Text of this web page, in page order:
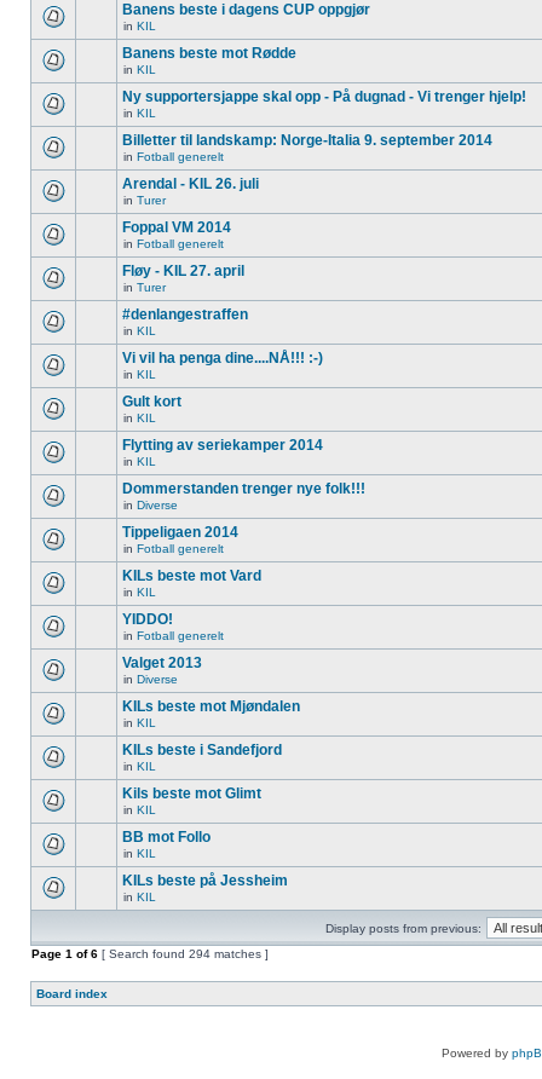
Banens beste i dagens CUP oppgjør
in KIL
Banens beste mot Rødde
in KIL
Ny supportersjappe skal opp - På dugnad - Vi trenger hjelp!
in KIL
Billetter til landskamp: Norge-Italia 9. september 2014
in Fotball generelt
Arendal - KIL 26. juli
in Turer
Foppal VM 2014
in Fotball generelt
Fløy - KIL 27. april
in Turer
#denlangestraffen
in KIL
Vi vil ha penga dine....NÅ!!! :-)
in KIL
Gult kort
in KIL
Flytting av seriekamper 2014
in KIL
Dommerstanden trenger nye folk!!!
in Diverse
Tippeligaen 2014
in Fotball generelt
KILs beste mot Vard
in KIL
YIDDO!
in Fotball generelt
Valget 2013
in Diverse
KILs beste mot Mjøndalen
in KIL
KILs beste i Sandefjord
in KIL
Kils beste mot Glimt
in KIL
BB mot Follo
in KIL
KILs beste på Jessheim
in KIL
Display posts from previous:
Page 1 of6 [ Search found 294 matches ]
Board index
Powered by